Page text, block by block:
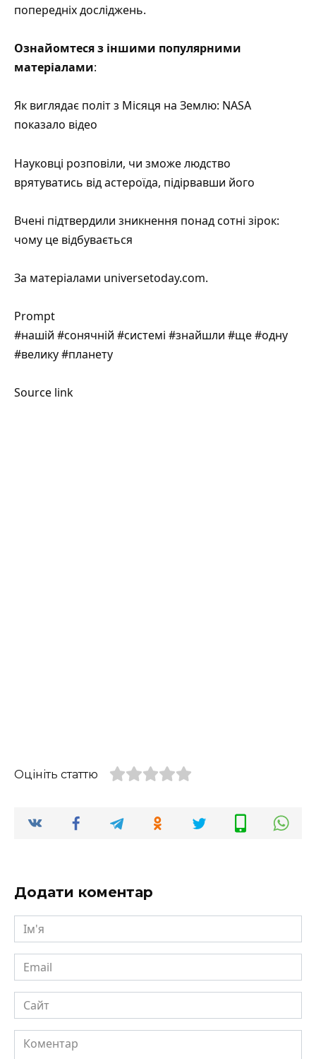
попередніх досліджень.
Ознайомтеся з іншими популярними
матеріалами:
Як виглядає політ з Місяця на Землю: NASA
показало відео
Науковці розповіли, чи зможе людство
врятуватись від астероїда, підірвавши його
Вчені підтвердили зникнення понад сотні зірок:
чому це відбувається
За матеріалами universetoday.com.
Prompt
#нашій #сонячній #системі #знайшли #ще #одну
#велику #планету
Source link
Оцініть статтю
Додати коментар
Ім'я
Email
Сайт
Коментар